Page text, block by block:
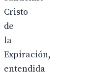
Cristo
de
la
Expiración,
entendida